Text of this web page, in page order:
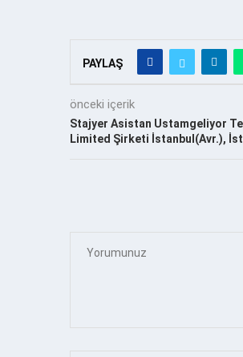
PAYLAŞ
önceki içerik
Stajyer Asistan Ustamgeliyor
Limited Şirketi İstanbul(Avr.),